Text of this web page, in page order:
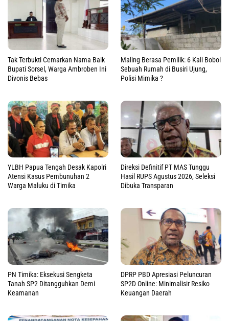
Tak Terbukti Cemarkan Nama Baik
Bupati Sorsel, Warga Ambroben Ini
Divonis Bebas
Maling Berasa Pemilik: 6 Kali Bobol
Sebuah Rumah di Busiri Ujung,
Polisi Mimika ?
YLBH Papua Tengah Desak Kapolri
Atensi Kasus Pembunuhan 2
Warga Maluku di Timika
Direksi Definitif PT MAS Tunggu
Hasil RUPS Agustus 2026, Seleksi
Dibuka Transparan
PN Timika: Eksekusi Sengketa
Tanah SP2 Ditangguhkan Demi
Keamanan
DPRP PBD Apresiasi Peluncuran
SP2D Online: Minimalisir Resiko
Keuangan Daerah